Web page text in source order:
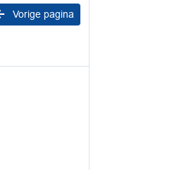
Vorige pagina